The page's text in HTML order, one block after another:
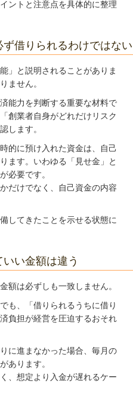
ントと注意点を具体的に整理
借りられるわけではない
」と説明されることがありま
ません。
能力を判断する重要な材料で
創業者自身がどれだけリスク
します。
的に預け入れた資金は、自己
ます。いわゆる「見せ金」と
必要です。
だけでなく、自己資金の内容
してきたことを示せる状態に
い金額は違う
額は必ずしも一致しません。
も、「借りられるうちに借り
負担が経営を圧迫するおそれ
に進まなかった場合、毎月の
あります。
、想定より入金が遅れるケー